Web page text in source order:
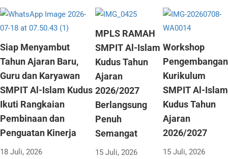
Siap Menyambut
Tahun Ajaran Baru,
Guru dan Karyawan
SMPIT Al-Islam Kudus
Ikuti Rangkaian
Pembinaan dan
Penguatan Kinerja
18 Juli, 2026
MPLS RAMAH
SMPIT Al-Islam
Kudus Tahun
Ajaran
2026/2027
Berlangsung
Penuh
Semangat
15 Juli, 2026
Workshop
Pengembangan
Kurikulum
SMPIT Al-Islam
Kudus Tahun
Ajaran
2026/2027
15 Juli, 2026